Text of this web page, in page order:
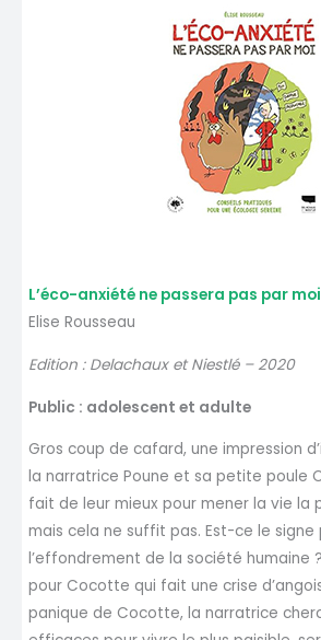
L’éco-anxiété ne passera pas par moi
Elise Rousseau
Edition : Delachaux et Niestlé – 2020
Public : adolescent et adulte
Gros coup de cafard, une impression
la narratrice Poune et sa petite poule
fait de leur mieux pour mener la vie la
mais cela ne suffit pas. Est-ce le signe
l’effondrement de la société humaine
pour Cocotte qui fait une crise
panique de Cocotte, la narratrice